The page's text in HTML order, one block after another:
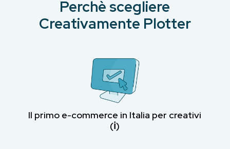
Perchè scegliere
Creativamente Plotter
Il primo e-commerce in Italia per creativi
(ℹ︎)